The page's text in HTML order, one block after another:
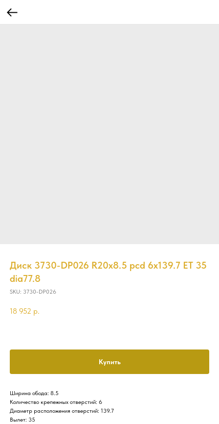
Диск 3730-DP026 R20x8.5 pcd 6x139.7 ET 35
dia77.8
SKU: 3730-DP026
18 952 р.
Купить
Ширина обода: 8.5
Количество крепежных отверстий: 6
Диаметр расположения отверстий: 139.7
Вылет: 35